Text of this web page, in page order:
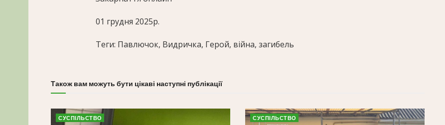
01 грудня 2025р.
Теги: Павлючок, Видричка, Герой, війна, загибель
Також вам можуть бути цікаві наступні публікації
СУСПІЛЬСТВО СУСПІЛЬСТВО